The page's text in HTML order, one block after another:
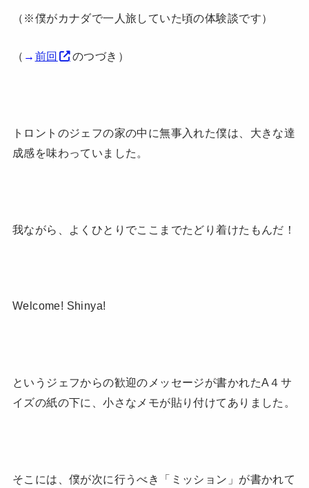
（※僕がカナダで一人旅していた頃の体験談です）
（ → 前回 のつづき）
トロントのジェフの家の中に無事入れた僕は、大きな達
成感を味わっていました。
我ながら、よくひとりでここまでたどり着けたもんだ！
Welcome! Shinya!
というジェフからの歓迎のメッセージが書かれたA４サ
イズの紙の下に、小さなメモが貼り付けてありました。
そこには、僕が次に行うべき「ミッション」が書かれて